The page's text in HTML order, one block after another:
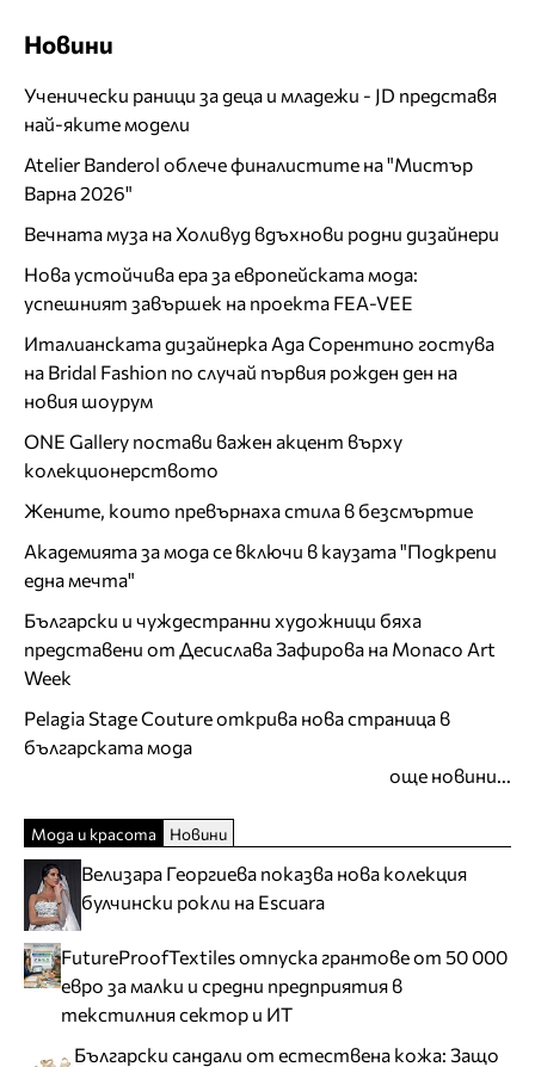
Новини
Ученически раници за деца и младежи - JD представя
най-яките модели
Atelier Banderol облече финалистите на "Мистър
Варна 2026"
Вечната муза на Холивуд вдъхнови родни дизайнери
Нова устойчива ера за европейската мода:
успешният завършек на проекта FEA-VEE
Италианската дизайнерка Ада Сорентино гостува
на Bridal Fashion по случай първия рожден ден на
новия шоурум
ONE Gallery постави важен акцент върху
колекционерството
Жените, които превърнаха стила в безсмъртие
Академията за мода се включи в каузата "Подкрепи
една мечта"
Български и чуждестранни художници бяха
представени от Десислава Зафирова на Monaco Art
Week
Pelagia Stage Couture открива нова страница в
българската мода
още новини...
Мода и красота Новини
Велизара Георгиева показва нова колекция
булчински рокли на Escuara
FutureProofTextiles отпуска грантове от 50 000
евро за малки и средни предприятия в
текстилния сектор и ИТ
Български сандали от естествена кожа: Защо